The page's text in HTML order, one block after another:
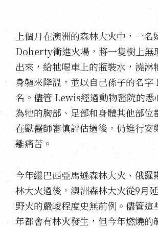
上個月在澳洲的森林大火中，一
Doherty衝進火場，將一隻樹上無
出來，給牠喝車上的瓶裝水，澆淋
身軀來降溫，並以自己孫子的名
名。儘管 Lewis經過動物醫院的悉
為牠的胸部、足部和身體其他部位
在獸醫師審慎評估過後，仍進行安
離痛苦。
今年繼巴西亞馬遜森林大火、俄羅
林大火過後，澳洲森林大火從9月
野火的嚴峻程度史無前例。儘管這
年都會有林火發生，但今年燃燒的